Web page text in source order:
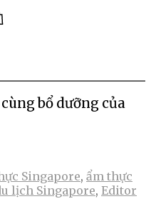
bổ dưỡng của
Singapore, ẩm thực
lịch Singapore, Editor